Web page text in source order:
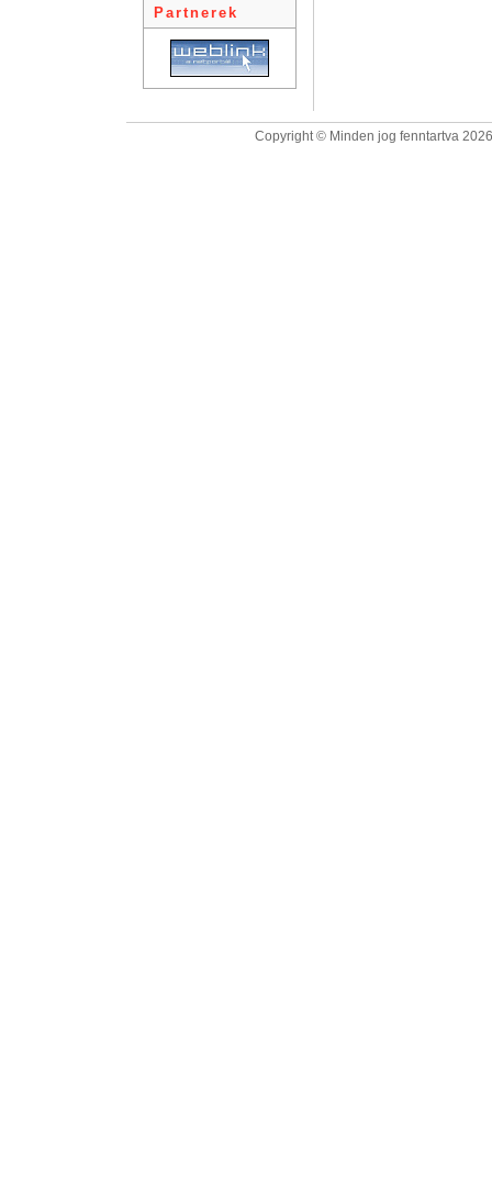
Partnerek
Copyright © Minden jog fenntartva